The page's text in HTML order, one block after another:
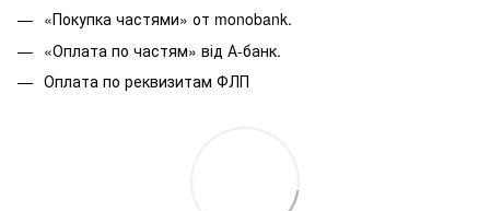
«Покупка частями» от monobank.
«Оплата по частям» від А-банк.
Оплата по реквизитам ФЛП